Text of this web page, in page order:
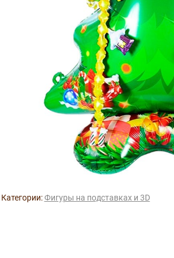
Категории:Фигуры на подставках и 3D